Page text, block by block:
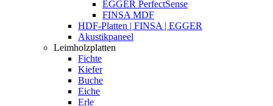
EGGER PerfectSense
FINSA MDF
HDF-Platten | FINSA | EGGER
Akustikpaneel
Leimholzplatten
Fichte
Kiefer
Buche
Eiche
Erle